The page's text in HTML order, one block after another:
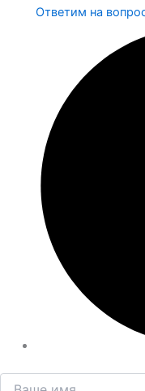
Ответим на